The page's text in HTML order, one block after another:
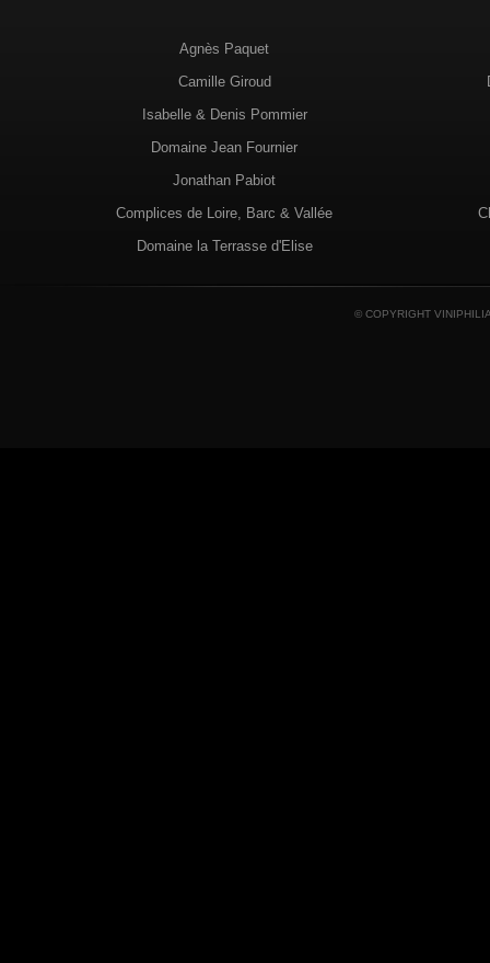
Agnès Paquet
Camille Giroud
Isabelle & Denis Pommier
Domaine Jean Fournier
Jonathan Pabiot
Complices de Loire, Barc & Vallée
Domaine la Terrasse d'Elise
© COPYRIGHT